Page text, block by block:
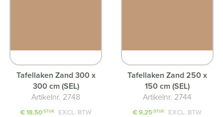
Tafellaken Zand 300 x
300 cm (SEL)
Artikelnr. 2748
€ 18,50/STUK EXCL. BTW
Tafellaken Zand 250 x
150 cm (SEL)
Artikelnr. 2744
€ 9,25/STUK EXCL. BTW